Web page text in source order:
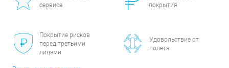
сервиса
покрытия
Покрытие рисков
перед третьими
лицами
Удовольствие от
полета